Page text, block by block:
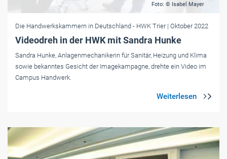
Foto: © Isabel Mayer
Die Handwerkskammern in Deutschland - HWK Trier | Oktober 2022
Videodreh in der HWK mit Sandra Hunke
Sandra Hunke, Anlagenmechanikerin für Sanitär, Heizung und Klima
sowie bekanntes Gesicht der Imagekampagne, drehte ein Video im
Campus Handwerk.